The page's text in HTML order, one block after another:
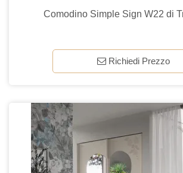
Comodino Simple Sign W22 di
Richiedi Prezzo